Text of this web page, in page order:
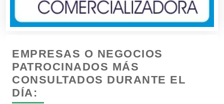
Cremerías y Salchichonerías
Cristalerías
Cromadoras
EMPRESAS O NEGOCIOS
PATROCINADOS MÁS
CONSULTADOS DURANTE EL
DÍA: